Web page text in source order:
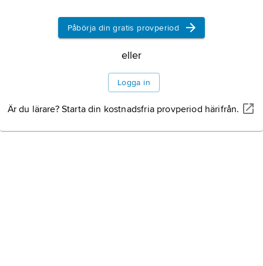
Påbörja din gratis provperiod
eller
Logga in
Är du lärare? Starta din kostnadsfria provperiod härifrån.